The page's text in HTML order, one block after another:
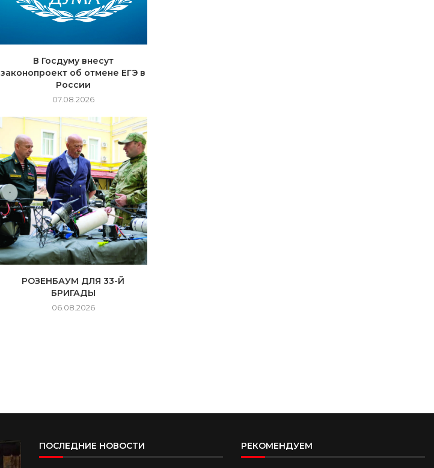
В Госдуму внесут
законопроект об отмене ЕГЭ в
России
07.08.2026
РОЗЕНБАУМ ДЛЯ 33-Й
БРИГАДЫ
06.08.2026
ПОСЛЕДНИЕ НОВОСТИ РЕКОМЕНДУЕМ